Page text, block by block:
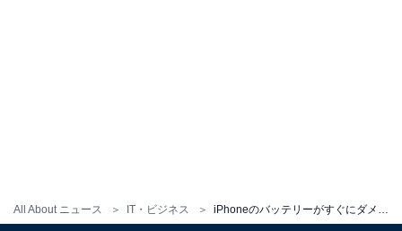
All About ニュース IT・ビジネス
バッテリーの交換時期の目安は、一般的に「容量が上限